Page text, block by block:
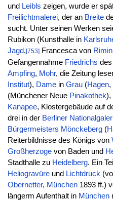
und Leibls zeigen, wurde er
Freilichtmalerei, der an Breite
sucht. Unter seinen Werken
Rubikon (Kunsthalle in
Jagd, [753]Francesca von
Gefangennahme Friedrichs des
Ampfing, Mohr, die Zeitung
Institut), Damein Grau(Hagen,
(Münchener Neue Pinakothek),
Kanapee, Klostergebäude auf
drei in der Berliner
Bürgermeisters Mönckeberg(
Reiterbildnisse des Königs von
Großherzogevon Baden und
Stadthalle zu Heidelberg. Ein
Heliogravüreund Lichtdruck
Obernetter, München1893 ff.)
längerm Aufenthalt in München